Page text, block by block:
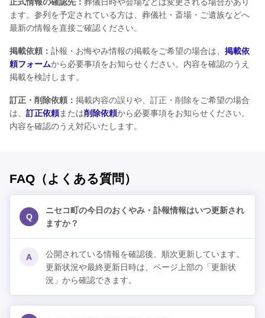
正式情報の確認先： 葬儀日時や会場などは変更される場合があり
ます。参列を予定されている方は、葬儀社・斎場・ご遺族などへ
最新の情報を直接ご確認ください。
掲載依頼： 訃報・お悔やみ情報の掲載をご希望の場合は、 掲載依
頼フォームから必要事項をお知らせください。内容を確認のうえ
掲載を検討します。
訂正・削除依頼： 掲載内容の誤りや、訂正・削除をご希望の場合
は、 訂正依頼または削除依頼から必要事項をお知らせください。
内容を確認のうえ対応いたします。
FAQ（よくある質問）
Q
ニセコ町の今日のおくやみ・訃報情報はいつ更新され
ますか？
A
公開されている情報を確認後、順次更新しています。
更新状況や最終更新日時は、ページ上部の「更新状
況」から確認できます。